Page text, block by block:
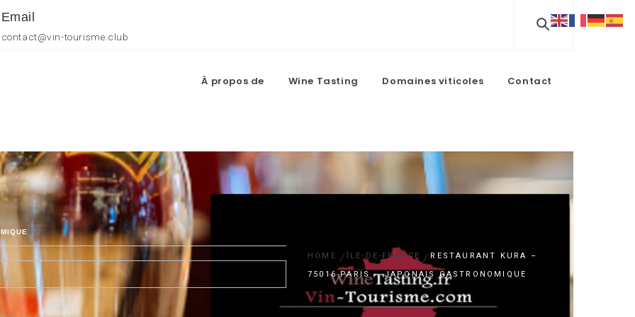
Email
contact@vin-tourisme.club
À propos de Wine Tasting Domaines viticoles Contact
HOME ÎLE-DE-FRANCE
RESTAURANT KURA –
75016 PARIS – JAPONAIS GASTRONOMIQUE